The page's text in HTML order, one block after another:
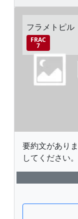
フラメトピル
FRAC
7
要約文があり
してください。